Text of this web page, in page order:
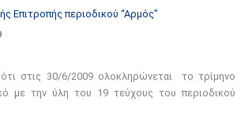
Επιτροπής περιοδικού “Αρμός”
στις 30/6/2009 ολοκληρώνεται το τρίμηνο
με την ύλη του 19 τεύχους του περιοδικού